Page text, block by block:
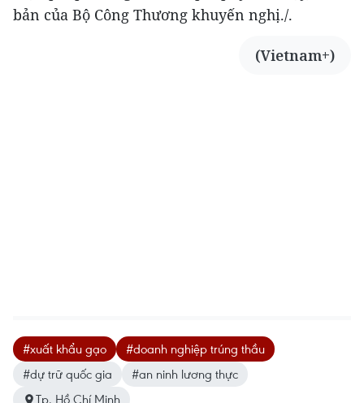
bản của Bộ Công Thương khuyến nghị./.
(Vietnam+)
#xuất khẩu gạo
#doanh nghiệp trúng thầu
#dự trữ quốc gia
#an ninh lương thực
Tp. Hồ Chí Minh